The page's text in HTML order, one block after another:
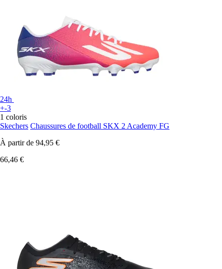
24h
+-3
1 coloris
Skechers Chaussures de football SKX 2 Academy FG
À partir de 94,95 €
66,46 €